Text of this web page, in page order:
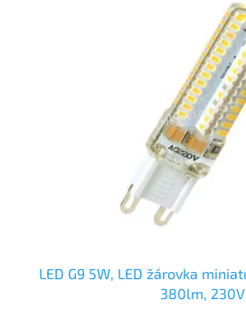
LED G9 5W, LED žárovka
380lm, 230V